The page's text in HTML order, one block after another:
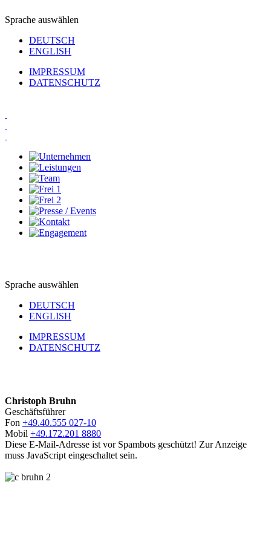
Sprache auswählen
DEUTSCH
ENGLISH
IMPRESSUM
DATENSCHUTZ
Sprache auswählen
DEUTSCH
ENGLISH
IMPRESSUM
DATENSCHUTZ
Christoph Bruhn
Geschäftsführer
Fon +49.40.555 027-10
Mobil +49.172.201 8880
Diese E-Mail-Adresse ist vor Spambots geschützt! Zur Anzeige
muss JavaScript eingeschaltet sein.